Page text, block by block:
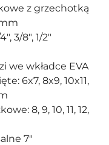
z grzechotką
3/8", 1/2"
we wkładce EVA
6x7, 8x9, 10x11,
8, 9, 10, 11, 12,
7"